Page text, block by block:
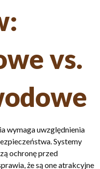
vs.
wymaga uwzględnienia
Systemy
ochronę przed
że są one atrakcyjne